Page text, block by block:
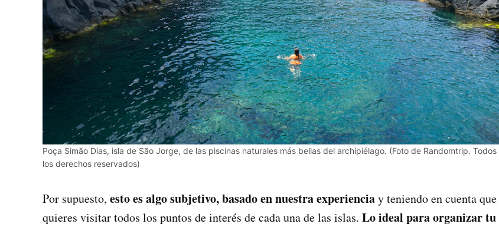
Poça Simão Dias, isla de São Jorge, de las piscinas naturales más bellas del archipiélago. (Foto de Randomtrip. Todos
los derechos reservados)
Por supuesto, esto es algo subjetivo, basado en nuestra experienciay teniendo en cuenta que
quieres visitar todos los puntos de interés de cada una de las islas. Lo ideal para organizar tu